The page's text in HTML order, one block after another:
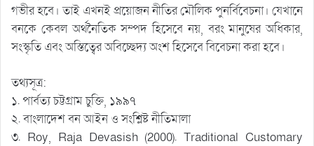
গভীর হবে। তাই এখনই প্রয়োজন নীতির মৌলিক পুনর্বিবেচনা। যেখানে
বনকে কেবল অর্থনৈতিক সম্পদ হিসেবে নয়, বরং মানুষের অধিকার,
সংস্কৃতি এবং অস্তিত্বের অবিচ্ছেদ্য অংশ হিসেবে বিবেচনা করা হবে।
তথ্যসূত্র:
১. পার্বত্য চট্টগ্রাম চুক্তি, ১৯৯৭
২. বাংলাদেশ বন আইন ও সংশ্লিষ্ট নীতিমালা
৩. Roy, Raja Devasish (2000). Traditional Customary